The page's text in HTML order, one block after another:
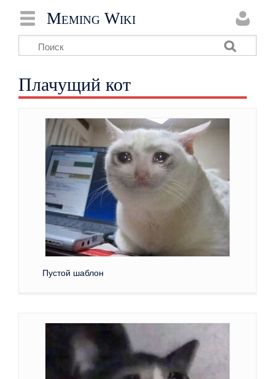
Meming Wiki
Плачущий кот
Пустой шаблон